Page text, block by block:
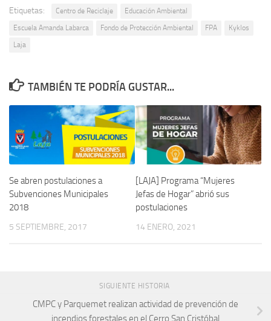
Etiquetas: Centro de Reciclaje
Educación Ambiental
Escuela Amanda Labarca
Fondo de Protección Ambiental FPA
Kyklos
Laja
TAMBIÉN TE PODRÍA GUSTAR...
Se abren postulaciones a
Subvenciones Municipales
2018
5 SEPTIEMBRE, 2017
[LAJA] Programa “Mujeres
Jefas de Hogar” abrió sus
postulaciones
14 ENERO, 2021
SIGUIENTE HISTORIA
CMPC y Parquemet realizan actividad de prevención de
incendios forestales en el Cerro San Cristóbal